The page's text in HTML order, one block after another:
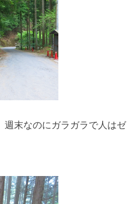
週末なのにガラガラで人はゼ